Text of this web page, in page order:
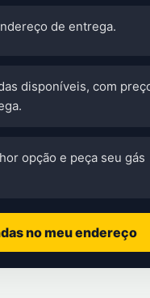
de entrega.
disponíveis, com
opção e peça seu gás
no meu endereço